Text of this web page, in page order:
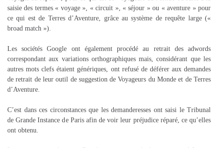
saisie des termes « voyage », « circuit », « séjour » ou « aventure » pour
ce qui est de Terres d’Aventure, grâce au système de requête large («
broad match »).
Les sociétés Google ont également procédé au retrait des adwords
correspondant aux variations orthographiques mais, considérant que les
autres mots clefs étaient génériques, ont refusé de déférer aux demandes
de retrait de leur outil de suggestion de Voyageurs du Monde et de Terres
d’Aventure.
C’est dans ces circonstances que les demanderesses ont saisi le Tribunal
de Grande Instance de Paris afin de voir leur préjudice réparé, ce qu’elles
ont obtenu.